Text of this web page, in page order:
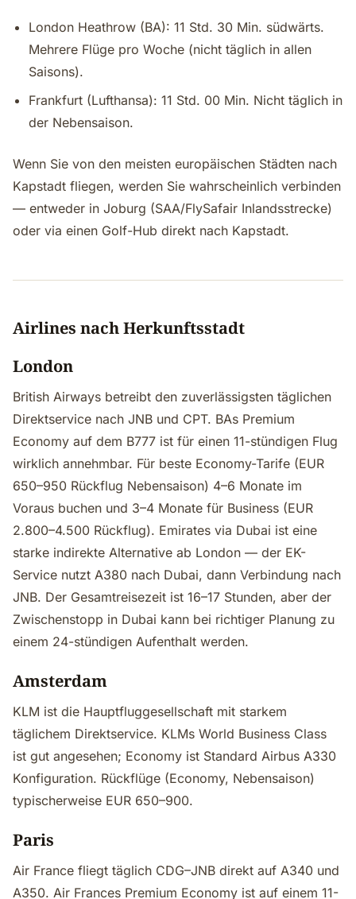
London Heathrow (BA): 11 Std. 30 Min. südwärts.
Mehrere Flüge pro Woche (nicht täglich in allen
Saisons).
Frankfurt (Lufthansa): 11 Std. 00 Min. Nicht täglich in
der Nebensaison.
Wenn Sie von den meisten europäischen Städten nach
Kapstadt fliegen, werden Sie wahrscheinlich verbinden
— entweder in Joburg (SAA/FlySafair Inlandsstrecke)
oder via einen Golf-Hub direkt nach Kapstadt.
Airlines nach Herkunftsstadt
London
British Airways betreibt den zuverlässigsten täglichen
Direktservice nach JNB und CPT. BAs Premium
Economy auf dem B777 ist für einen 11-stündigen Flug
wirklich annehmbar. Für beste Economy-Tarife (EUR
650–950 Rückflug Nebensaison) 4–6 Monate im
Voraus buchen und 3–4 Monate für Business (EUR
2.800–4.500 Rückflug). Emirates via Dubai ist eine
starke indirekte Alternative ab London — der EK-
Service nutzt A380 nach Dubai, dann Verbindung nach
JNB. Der Gesamtreisezeit ist 16–17 Stunden, aber der
Zwischenstopp in Dubai kann bei richtiger Planung zu
einem 24-stündigen Aufenthalt werden.
Amsterdam
KLM ist die Hauptfluggesellschaft mit starkem
täglichem Direktservice. KLMs World Business Class
ist gut angesehen; Economy ist Standard Airbus A330
Konfiguration. Rückflüge (Economy, Nebensaison)
typischerweise EUR 650–900.
Paris
Air France fliegt täglich CDG–JNB direkt auf A340 und
A350. Air Frances Premium Economy ist auf einem 11-